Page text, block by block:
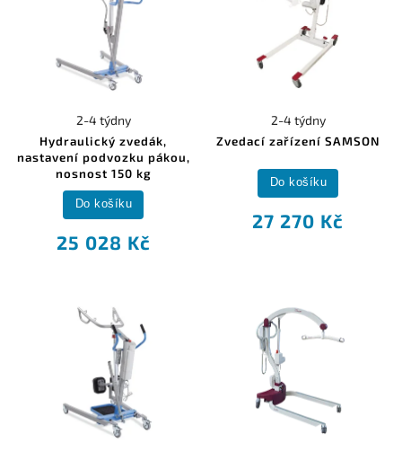
Hydraulický zvedák,
nastavení podvozku pákou,
nosnost 150 kg
2-4 týdny
25 028 Kč
Do košíku
Zvedací zařízení SAMSON
2-4 týdny
27 270 Kč
Do košíku